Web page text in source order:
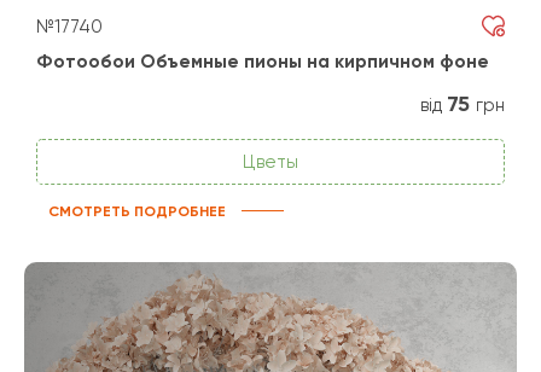
№17740
Фотообои Объемные пионы на кирпичном фоне
від 75 грн
Цветы
СМОТРЕТЬ ПОДРОБНЕЕ